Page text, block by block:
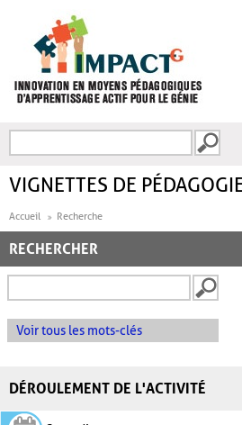
FORMULAIRE DE
VIGNETTES DE
Accueil Recherche
RECHERCHER
Voir tous les mots-clés
DÉROULEMENT DE L'ACTIVITÉ